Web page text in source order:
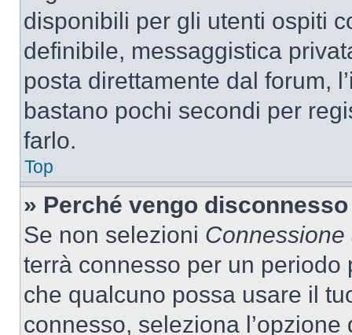
disponibili per gli utenti ospiti
definibile, messaggistica
posta direttamente dal forum,
bastano pochi secondi per
farlo.
Top
» Perché vengo
Se non selezioni
terrà connesso per un
che qualcuno possa usare il
connesso, seleziona